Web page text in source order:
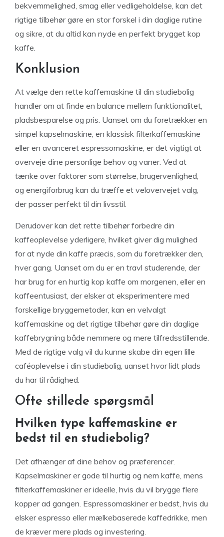
bekvemmelighed, smag eller vedligeholdelse, kan det
rigtige tilbehør gøre en stor forskel i din daglige rutine
og sikre, at du altid kan nyde en perfekt brygget kop
kaffe.
Konklusion
At vælge den rette kaffemaskine til din studiebolig
handler om at finde en balance mellem funktionalitet,
pladsbesparelse og pris. Uanset om du foretrækker en
simpel kapselmaskine, en klassisk filterkaffemaskine
eller en avanceret espressomaskine, er det vigtigt at
overveje dine personlige behov og vaner. Ved at
tænke over faktorer som størrelse, brugervenlighed,
og energiforbrug kan du træffe et velovervejet valg,
der passer perfekt til din livsstil.
Derudover kan det rette tilbehør forbedre din
kaffeoplevelse yderligere, hvilket giver dig mulighed
for at nyde din kaffe præcis, som du foretrækker den,
hver gang. Uanset om du er en travl studerende, der
har brug for en hurtig kop kaffe om morgenen, eller en
kaffeentusiast, der elsker at eksperimentere med
forskellige bryggemetoder, kan en velvalgt
kaffemaskine og det rigtige tilbehør gøre din daglige
kaffebrygning både nemmere og mere tilfredsstillende.
Med de rigtige valg vil du kunne skabe din egen lille
caféoplevelse i din studiebolig, uanset hvor lidt plads
du har til rådighed.
Ofte stillede spørgsmål
Hvilken type kaffemaskine er
bedst til en studiebolig?
Det afhænger af dine behov og præferencer.
Kapselmaskiner er gode til hurtig og nem kaffe, mens
filterkaffemaskiner er ideelle, hvis du vil brygge flere
kopper ad gangen. Espressomaskiner er bedst, hvis du
elsker espresso eller mælkebaserede kaffedrikke, men
de kræver mere plads og investering.